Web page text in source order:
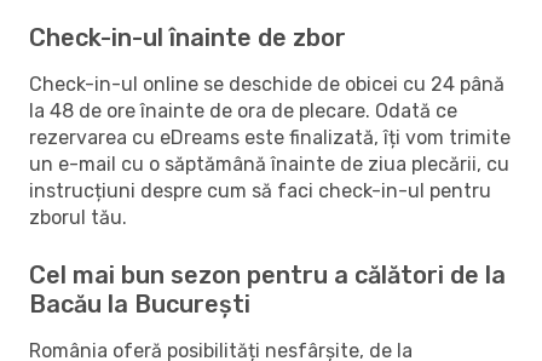
Check-in-ul înainte de zbor
Check-in-ul online se deschide de obicei cu 24 până
la 48 de ore înainte de ora de plecare. Odată ce
rezervarea cu eDreams este finalizată, îți vom trimite
un e-mail cu o săptămână înainte de ziua plecării, cu
instrucțiuni despre cum să faci check-in-ul pentru
zborul tău.
Cel mai bun sezon pentru a călători de la
Bacău la București
România oferă posibilități nesfârșite, de la